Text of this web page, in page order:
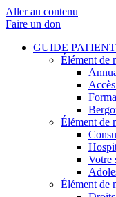
Aller au contenu
Faire un don
GUIDE PATIENT
Élément de
Élément de
Votre
Élément de